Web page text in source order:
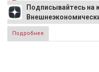
Подписывайтесь на
Подробнее